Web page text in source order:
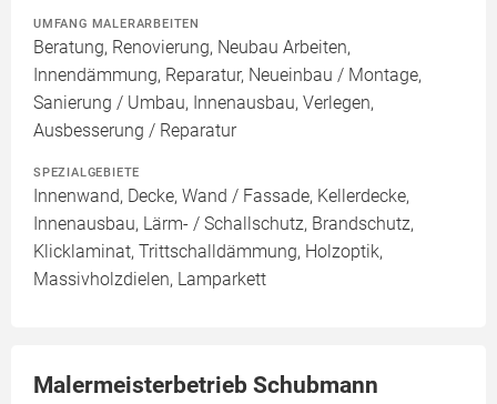
UMFANG MALERARBEITEN
Beratung, Renovierung, Neubau Arbeiten,
Innendämmung, Reparatur, Neueinbau / Montage,
Sanierung / Umbau, Innenausbau, Verlegen,
Ausbesserung / Reparatur
SPEZIALGEBIETE
Innenwand, Decke, Wand / Fassade, Kellerdecke,
Innenausbau, Lärm- / Schallschutz, Brandschutz,
Klicklaminat, Trittschalldämmung, Holzoptik,
Massivholzdielen, Lamparkett
Malermeisterbetrieb Schubmann